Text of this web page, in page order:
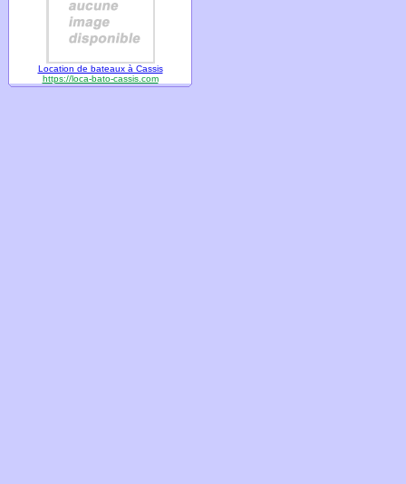
Location de bateaux à Cassis
https://loca-bato-cassis.com